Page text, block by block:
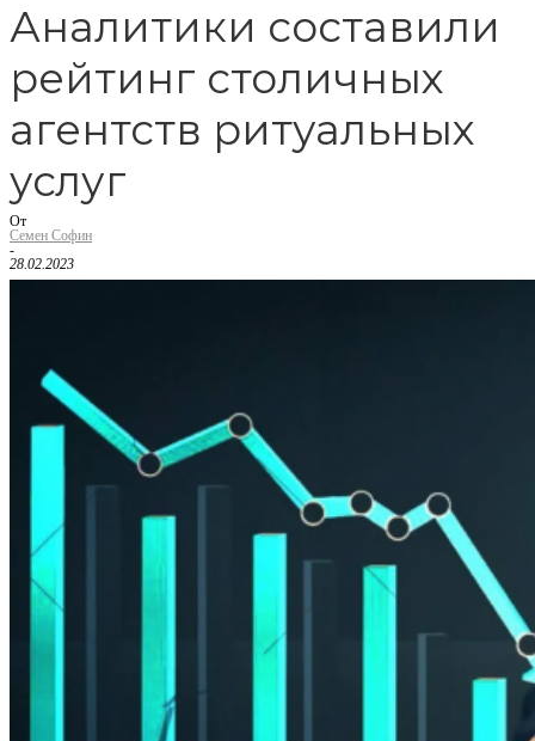
Аналитики составили
рейтинг столичных
агентств ритуальных
услуг
От
Семен Софин
-
28.02.2023